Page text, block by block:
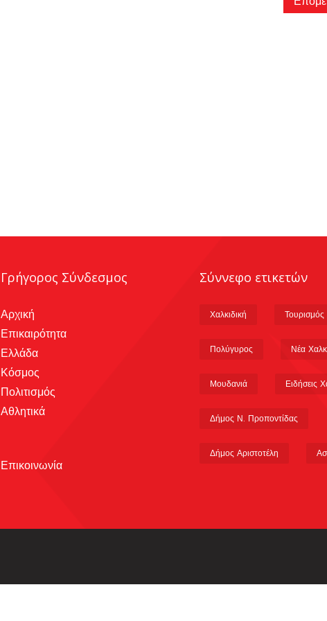
Γρήγορος Σύνδεσμος
Αρχική
Επικαιρότητα
Ελλάδα
Κόσμος
Πολιτισμός
Αθλητικά
Επικοινωνία
Σύννεφο ετικετών
Χαλκιδική Τουρισμός
Πολύγυρος Νέα
Μουδανιά Ειδήσεις
Δήμος Ν. Προποντίδας
Δήμος Αριστοτέλη